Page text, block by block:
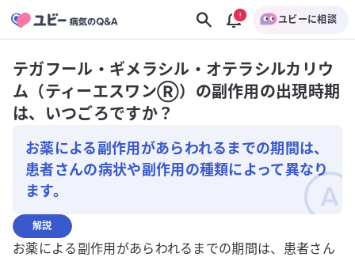
ユビーに相談
テガフール・ギメラシル・オテラシルカリウ
ム（ティーエスワンⓇ）の副作用の出現時期
は、いつごろですか？
お薬による副作用があらわれるまでの期間は、
患者さんの病状や副作用の種類によって異なり
ます。
解説
お薬による副作用があらわれるまでの期間は、患者さん